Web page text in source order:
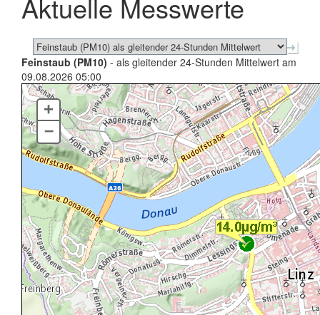
Aktuelle Messwerte
Feinstaub (PM10) - als gleitender 24-Stunden Mittelwert am
09.08.2026 05:00
+
–